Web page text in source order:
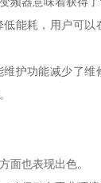
能耗，用户可以
护功能减少了维
面也表现出色。